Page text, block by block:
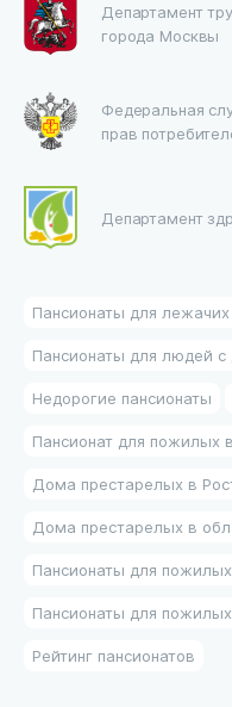
Департамент
города Москвы
Федеральная
прав
Департамент
Пансионаты для
Пансионаты для людей с
Недорогие пансионаты
Пансионат для пожилых
Дома престарелых в
Дома престарелых в
Пансионаты для
Пансионаты для
Рейтинг пансионатов